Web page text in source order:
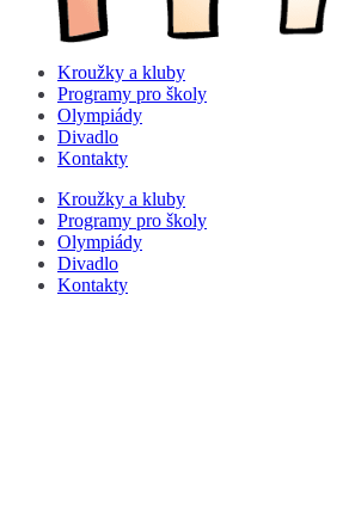
Kroužky a kluby
Programy pro školy
Olympiády
Divadlo
Kontakty
Kroužky a kluby
Programy pro školy
Olympiády
Divadlo
Kontakty